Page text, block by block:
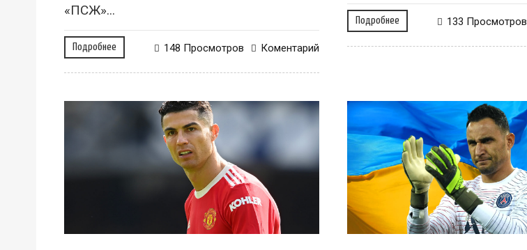
«ПСЖ»...
Подробнее Коментарий
148 Просмотров
Подробнее 133 Просмотров